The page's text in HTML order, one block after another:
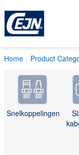
Home Product
Snelkoppelingen